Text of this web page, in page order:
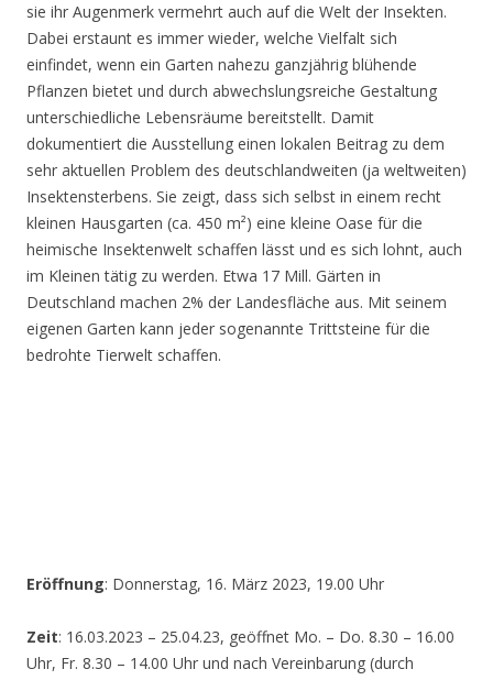
sie ihr Augenmerk vermehrt auch auf die Welt der Insekten.
Dabei erstaunt es immer wieder, welche Vielfalt sich
einfindet, wenn ein Garten nahezu ganzjährig blühende
Pflanzen bietet und durch abwechslungsreiche Gestaltung
unterschiedliche Lebensräume bereitstellt. Damit
dokumentiert die Ausstellung einen lokalen Beitrag zu dem
sehr aktuellen Problem des deutschlandweiten (ja weltweiten)
Insektensterbens. Sie zeigt, dass sich selbst in einem recht
kleinen Hausgarten (ca. 450 m²) eine kleine Oase für die
heimische Insektenwelt schaffen lässt und es sich lohnt, auch
im Kleinen tätig zu werden. Etwa 17 Mill. Gärten in
Deutschland machen 2% der Landesfläche aus. Mit seinem
eigenen Garten kann jeder sogenannte Trittsteine für die
bedrohte Tierwelt schaffen.
Eröffnung: Donnerstag, 16. März 2023, 19.00 Uhr
Zeit: 16.03.2023 – 25.04.23, geöffnet Mo. – Do. 8.30 – 16.00
Uhr, Fr. 8.30 – 14.00 Uhr und nach Vereinbarung (durch